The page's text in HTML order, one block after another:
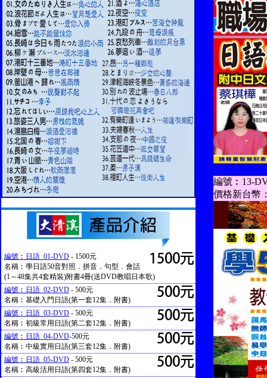
編號︰日語_01-DVD - 1500元
名稱︰學日語50音對照．拼音．句型．會話
(1～48集共4套精裝)附書4冊(送DVD教唱日本歌)
編號︰日語_02-DVD - 500元
名稱︰基礎入門日語(第一套12集．附書)
編號︰日語_03-DVD - 500元
名稱︰初級常用日語(第二套12集．附書)
編號︰日語_04-DVD-500元
名稱︰中級實用日語(第三套12集．附書)
編號︰日語_05-DVD - 500元
名稱︰高級活用日語(第四套12集．附書)
編號︰13-
價格新台幣